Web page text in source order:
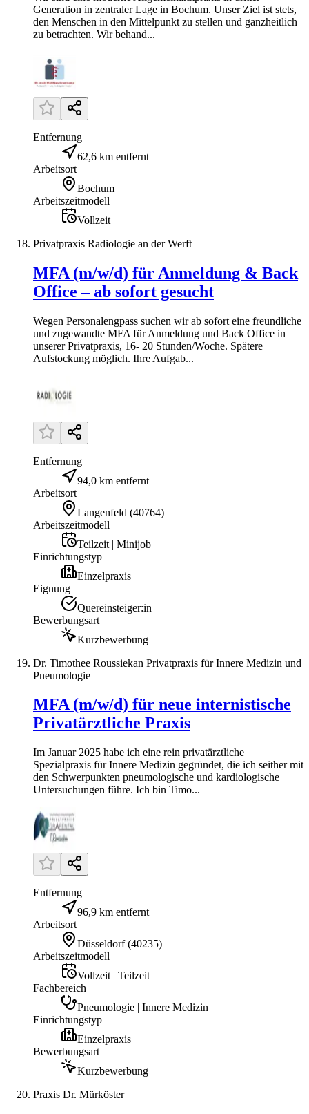
Generation in zentraler Lage in Bochum. Unser Ziel ist stets,
den Menschen in den Mittelpunkt zu stellen und ganzheitlich
zu betrachten. Wir behand...
Entfernung
62,6 km entfernt
Arbeitsort
Bochum
Arbeitszeitmodell
Vollzeit
Privatpraxis Radiologie an der Werft
MFA (m/w/d) für Anmeldung & Back
Office – ab sofort gesucht
Wegen Personalengpass suchen wir ab sofort eine freundliche
und zugewandte MFA für Anmeldung und Back Office in
unserer Privatpraxis, 16- 20 Stunden/Woche. Spätere
Aufstockung möglich. Ihre Aufgab...
Entfernung
94,0 km entfernt
Arbeitsort
Langenfeld (40764)
Arbeitszeitmodell
Teilzeit | Minijob
Einrichtungstyp
Einzelpraxis
Eignung
Quereinsteiger:in
Bewerbungsart
Kurzbewerbung
Dr. Timothee Roussiekan Privatpraxis für Innere Medizin und
Pneumologie
MFA (m/w/d) für neue internistische
Privatärztliche Praxis
Im Januar 2025 habe ich eine rein privatärztliche
Spezialpraxis für Innere Medizin gegründet, die ich seither mit
den Schwerpunkten pneumologische und kardiologische
Untersuchungen führe. Ich bin Timo...
Entfernung
96,9 km entfernt
Arbeitsort
Düsseldorf (40235)
Arbeitszeitmodell
Vollzeit | Teilzeit
Fachbereich
Pneumologie | Innere Medizin
Einrichtungstyp
Einzelpraxis
Bewerbungsart
Kurzbewerbung
Praxis Dr. Mürköster